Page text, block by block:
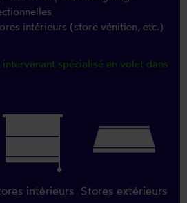
intérieurs (store vénitien, etc.)
intervenant spécialisé en volet dans
intérieurs Stores extérieurs